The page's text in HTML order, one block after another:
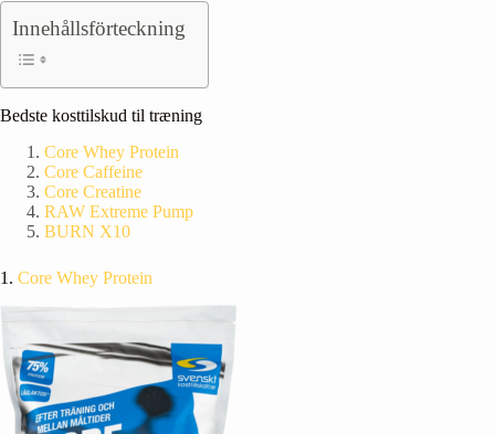
Innehållsförteckning
Bedste kosttilskud til træning
Core Whey Protein
Core Caffeine
Core Creatine
RAW Extreme Pump
BURN X10
1. Core Whey Protein